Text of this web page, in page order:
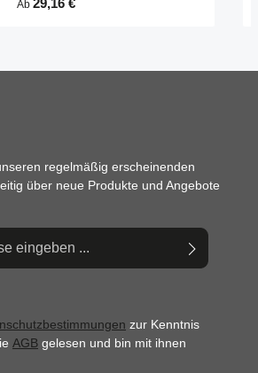
auch in ESD Ausführung geliefert. Der
Ab 29,16 €
regelmäßig erscheinenden
über neue Produkte und Angebote
zur Kenntnis
AGB gelesen und bin mit ihnen